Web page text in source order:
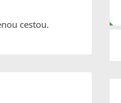
cestou.